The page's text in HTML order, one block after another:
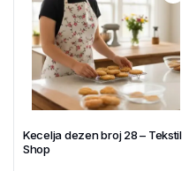
Kecelja dezen broj 28 – Tekstil
Shop